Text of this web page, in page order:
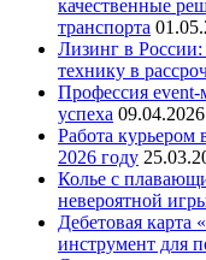
качественные
транспорта
Лизинг в
технику в
Профессия event-
успеха 09.04.2026
Работа курьером
2026 году
Колье с
невероятной
Дебетовая
инструмент для